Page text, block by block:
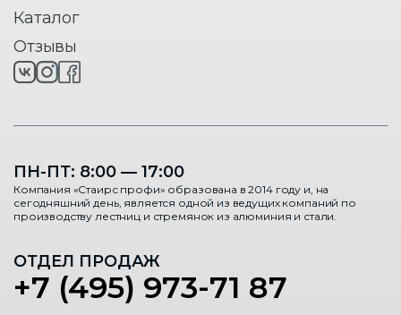
Каталог
Отзывы
ПН-ПТ: 8:00 — 17:00
Компания «Стаирс профи» образована в 2014 году и, на
сегодняшний день, является одной из ведущих компаний по
производству лестниц и стремянок из алюминия и стали.
ОТДЕЛ ПРОДАЖ
+7 (495) 973-71 87